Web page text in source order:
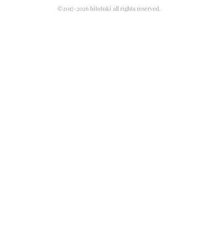
©2017-2026 hitotoki all rights reserved.